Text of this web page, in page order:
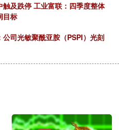
及跌停 工业富联：四季度整体
目标
司光敏聚酰亚胺（PSPI）光刻